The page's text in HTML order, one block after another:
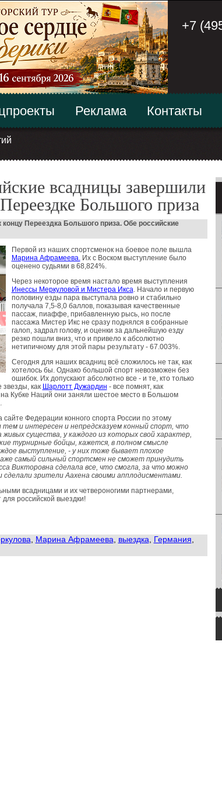
+7
Реклама Контакты
всадницы завершили
Большого приза
Переездка Большого приза. Обе российские
Первой из наших спортсменок на боевое поле вышла
Марина Афрамеева.Их с Воском выступление было
оценено судьями в 68,824%.
Через некоторое время настало время выступления
Инессы Меркуловой и Мистера Икса. Начало и первую
половину езды пара выступала ровно и стабильно
получала 7,5-8,0 баллов, показывая качественные
пассаж, пиаффе, прибавленную рысь, но после
пассажа Мистер Икс не сразу поднялся в собранные
галоп, задрал голову, и оценки за дальнейшую езду
резко пошли вниз, что и привело к абсолютно
нетипичному для этой пары результату - 67.003%.
Сегодня для наших всадниц всё сложилось не так, как
хотелось бы. Однако большой спорт невозможен без
ошибок. Их допускают абсолютно все - и те, кто только
звезды, как Шарлотт Дужардин - все помнят, как
Кубке Наций они заняли шестое место в Большом
Федерации конного спорта России по этому
и интересен и непредсказуем конный спорт, что
существа, у каждого из которых свой характер,
турнирные бойцы, кажется, в полном смысле
выступление, - у них тоже бывает плохое
самый сильный спортсмен не сможет принудить
Викторовна сделала все, что смогла, за что можно
зрители Аахена своими апплодисментами.
всадницами и их четвероногими партнерами,
российской выездки!
Марина Афрамеева выездка Германия